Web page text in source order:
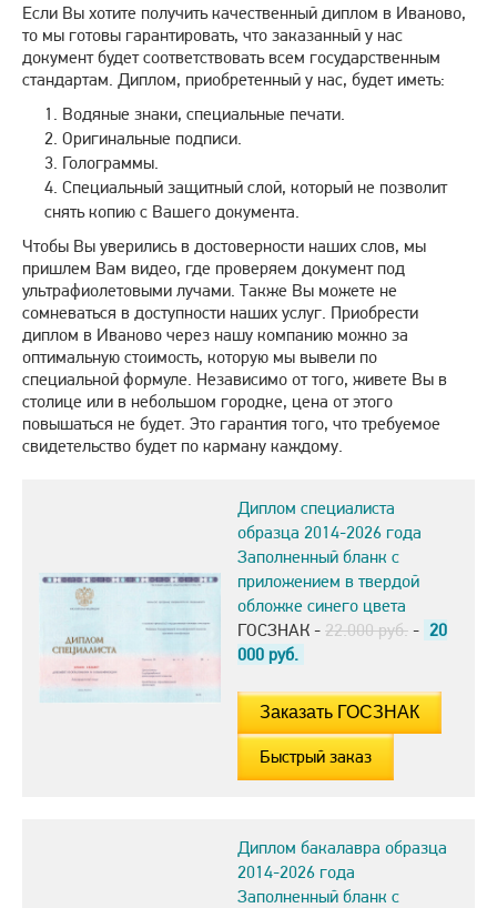
Если Вы хотите получить качественный диплом в Иваново,
то мы готовы гарантировать, что заказанный у нас
документ будет соответствовать всем государственным
стандартам. Диплом, приобретенный у нас, будет иметь:
Водяные знаки, специальные печати.
Оригинальные подписи.
Голограммы.
Специальный защитный слой, который не позволит
снять копию с Вашего документа.
Чтобы Вы уверились в достоверности наших слов, мы
пришлем Вам видео, где проверяем документ под
ультрафиолетовыми лучами. Также Вы можете не
сомневаться в доступности наших услуг. Приобрести
диплом в Иваново через нашу компанию можно за
оптимальную стоимость, которую мы вывели по
специальной формуле. Независимо от того, живете Вы в
столице или в небольшом городке, цена от этого
повышаться не будет. Это гарантия того, что требуемое
свидетельство будет по карману каждому.
Диплом специалиста
образца 2014-2026 года
Заполненный бланк с
приложением в твердой
обложке синего цвета
ГОСЗНАК - 22.000 руб. - 20
000 руб.
Быстрый заказ
Диплом бакалавра образца
2014-2026 года
Заполненный бланк с